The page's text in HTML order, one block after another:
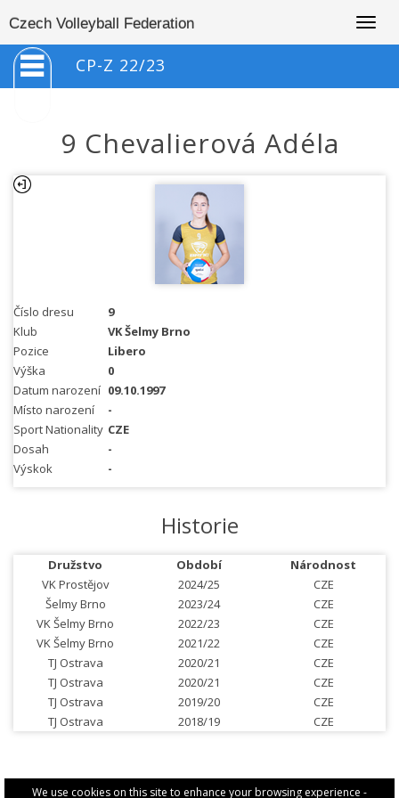
We use cookies on this site to enhance your browsing experience -
Czech Volleyball Federation
CP-Z 22/23
9 Chevalierová Adéla
Číslo dresu
9
Klub
VK Šelmy Brno
Pozice
Libero
Výška
0
Datum narození 09.10.1997
Místo narození
-
Sport Nationality CZE
Dosah
-
Výskok
-
Historie
Družstvo Období
Národnost
VK Prostějov
2024/25
CZE
Šelmy Brno
2023/24
CZE
VK Šelmy Brno
2022/23
CZE
VK Šelmy Brno
2021/22
CZE
TJ Ostrava
2020/21
CZE
TJ Ostrava
2020/21
CZE
TJ Ostrava
2019/20
CZE
TJ Ostrava
2018/19 CZE